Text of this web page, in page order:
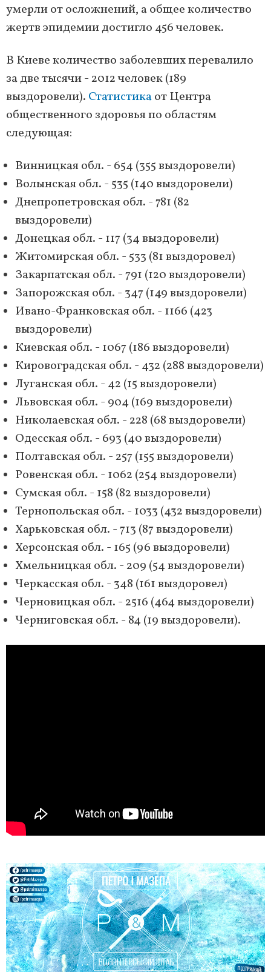
умерли от осложнений, а общее количество
жертв эпидемии достигло 456 человек.
В Киеве количество заболевших перевалило
за две тысячи - 2012 человек (189
выздоровели). Статистикаот Центра
общественного здоровья по областям
следующая:
Винницкая обл. - 654 (355 выздоровели)
Волынская обл. - 535 (140 выздоровели)
Днепропетровская обл. - 781 (82
выздоровели)
Донецкая обл. - 117 (34 выздоровели)
Житомирская обл. - 533 (81 выздоровел)
Закарпатская обл. - 791 (120 выздоровели)
Запорожская обл. - 347 (149 выздоровели)
Ивано-Франковская обл. - 1166 (423
выздоровели)
Киевская обл. - 1067 (186 выздоровели)
Кировоградская обл. - 432 (288 выздоровели)
Луганская обл. - 42 (15 выздоровели)
Львовская обл. - 904 (169 выздоровели)
Николаевская обл. - 228 (68 выздоровели)
Одесская обл. - 693 (40 выздоровели)
Полтавская обл. - 257 (155 выздоровели)
Ровенская обл. - 1062 (254 выздоровели)
Сумская обл. - 158 (82 выздоровели)
Тернопольская обл. - 1033 (432 выздоровели)
Харьковская обл. - 713 (87 выздоровели)
Херсонская обл. - 165 (96 выздоровели)
Хмельницкая обл. - 209 (54 выздоровели)
Черкасская обл. - 348 (161 выздоровел)
Черновицкая обл. - 2516 (464 выздоровели)
Черниговская обл. - 84 (19 выздоровели).